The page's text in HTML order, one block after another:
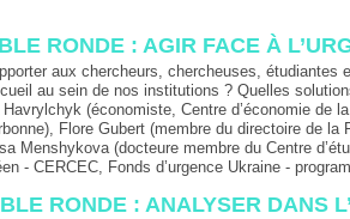
RONDE : AGIR FACE À
aux chercheurs, chercheuses, étudiantes
au sein de nos institutions ? Quelles
(économiste, Centre d’économie de
Flore Gubert (membre du directoire de
Menshykova (docteure membre du Centre
- CERCEC, Fonds d’urgence Ukraine -
RONDE : ANALYSER DANS